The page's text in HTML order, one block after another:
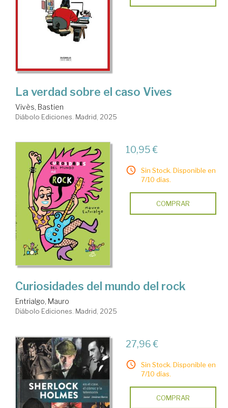
La verdad sobre el caso Vives
Vivès, Bastien
Diábolo Ediciones. Madrid, 2025
10,95 €
Sin Stock. Disponible en
7/10 días.
COMPRAR
Curiosidades del mundo del rock
Entrialgo, Mauro
Diábolo Ediciones. Madrid, 2025
27,96 €
Sin Stock. Disponible en
7/10 días.
COMPRAR